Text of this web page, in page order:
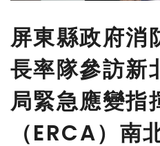
屏東縣政府消
長率隊參訪新
局緊急應變指
（ERCA）南